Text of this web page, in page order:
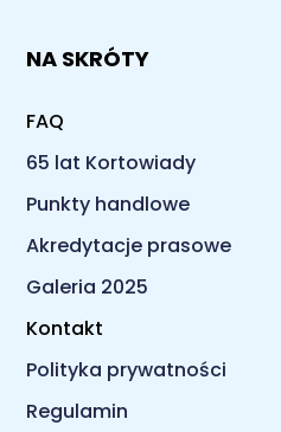
NA SKRÓTY
FAQ
65 lat Kortowiady
Punkty handlowe
Akredytacje prasowe
Galeria 2025
Kontakt
Polityka prywatności
Regulamin